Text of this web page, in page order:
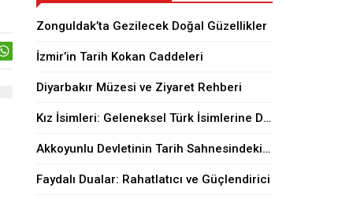
Zonguldak’ta Gezilecek Doğal Güzellikler
İzmir’in Tarih Kokan Caddeleri
Diyarbakır Müzesi ve Ziyaret Rehberi
Kız İsimleri: Geleneksel Türk İsimlerine Dair
Akkoyunlu Devletinin Tarih Sahnesindeki Yeri
Faydalı Dualar: Rahatlatıcı ve Güçlendirici